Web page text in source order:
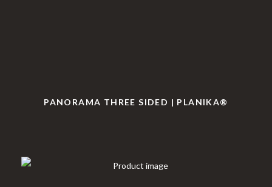
PANORAMA THREE SIDED | PLANIKA®